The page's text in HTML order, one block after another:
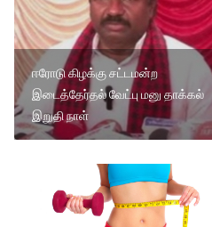
ஈரோடு கிழக்கு சட்டமன்ற
இடைத்தேர்தல் வேட்பு மனு தாக்கல்
இறுதி நாள்